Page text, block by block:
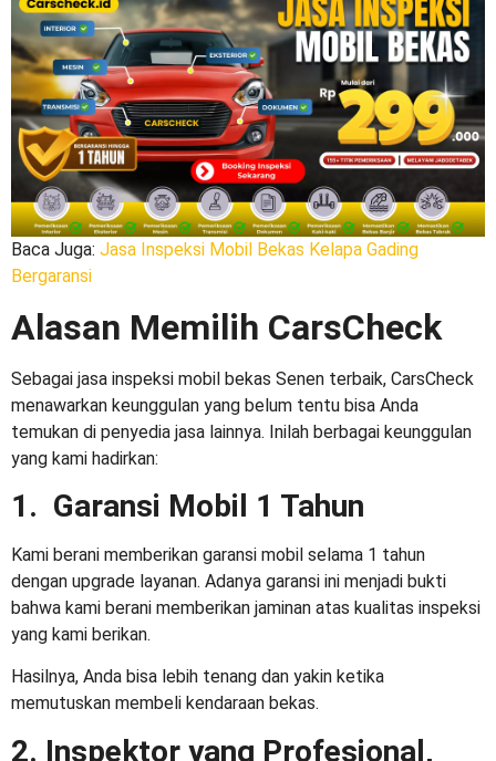
Baca Juga: Jasa Inspeksi Mobil Bekas Kelapa Gading
Bergaransi
Alasan Memilih CarsCheck
Sebagai jasa inspeksi mobil bekas Senen terbaik, CarsCheck
menawarkan keunggulan yang belum tentu bisa Anda
temukan di penyedia jasa lainnya. Inilah berbagai keunggulan
yang kami hadirkan:
1. Garansi Mobil 1 Tahun
Kami berani memberikan garansi mobil selama 1 tahun
dengan upgrade layanan. Adanya garansi ini menjadi bukti
bahwa kami berani memberikan jaminan atas kualitas inspeksi
yang kami berikan.
Hasilnya, Anda bisa lebih tenang dan yakin ketika
memutuskan membeli kendaraan bekas.
2. Inspektor yang Profesional,